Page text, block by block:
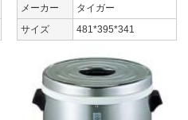
メーカー
タイガー
サイズ
481*395*341